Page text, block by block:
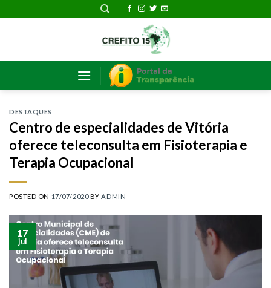
DESTAQUES
Centro de especialidades de Vitória
oferece teleconsulta em Fisioterapia e
Terapia Ocupacional
POSTED ON 17/07/2020BY ADMIN
17
jul